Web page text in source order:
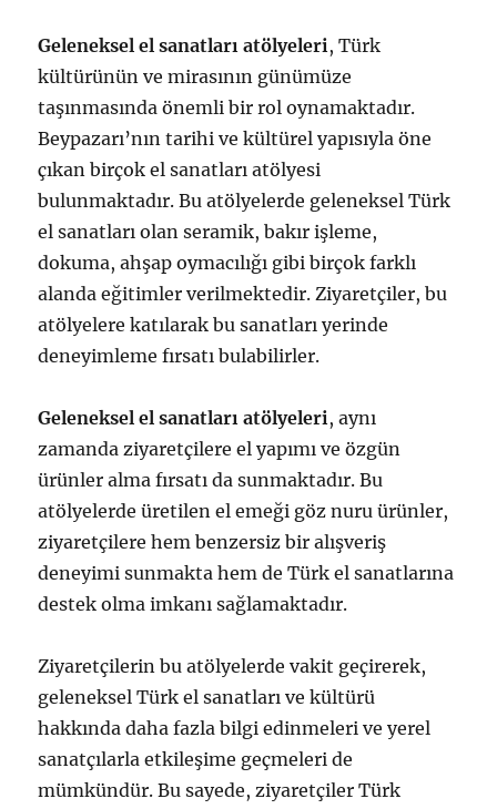
Geleneksel el sanatları atölyeleri, Türk
kültürünün ve mirasının günümüze
taşınmasında önemli bir rol oynamaktadır.
Beypazarı’nın tarihi ve kültürel yapısıyla öne
çıkan birçok el sanatları atölyesi
bulunmaktadır. Bu atölyelerde geleneksel Türk
el sanatları olan seramik, bakır işleme,
dokuma, ahşap oymacılığı gibi birçok farklı
alanda eğitimler verilmektedir. Ziyaretçiler, bu
atölyelere katılarak bu sanatları yerinde
deneyimleme fırsatı bulabilirler.
Geleneksel el sanatları atölyeleri, aynı
zamanda ziyaretçilere el yapımı ve özgün
ürünler alma fırsatı da sunmaktadır. Bu
atölyelerde üretilen el emeği göz nuru ürünler,
ziyaretçilere hem benzersiz bir alışveriş
deneyimi sunmakta hem de Türk el sanatlarına
destek olma imkanı sağlamaktadır.
Ziyaretçilerin bu atölyelerde vakit geçirerek,
geleneksel Türk el sanatları ve kültürü
hakkında daha fazla bilgi edinmeleri ve yerel
sanatçılarla etkileşime geçmeleri de
mümkündür. Bu sayede, ziyaretçiler Türk